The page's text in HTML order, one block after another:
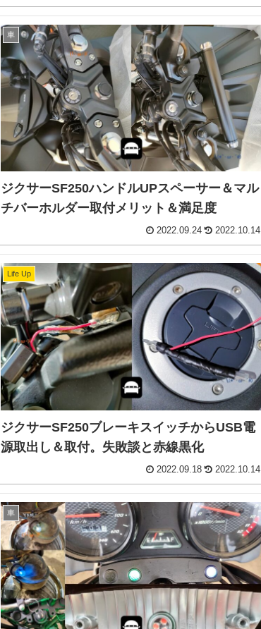
車
ジクサーSF250ハンドルUPスペーサー＆マル
チバーホルダー取付メリット＆満足度
2022.09.24 2022.10.14
Life Up
ジクサーSF250ブレーキスイッチからUSB電
源取出し＆取付。失敗談と赤線黒化
2022.09.18 2022.10.14
車